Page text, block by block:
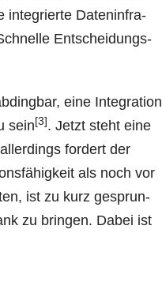
inte­grier­te Daten­in­fra­
Ent­schei­dungs­
eine Inte­gra­ti­on
sein [3] . Jetzt steht eine
for­dert der
als noch vor
ist zu kurz gesprun­
zu brin­gen. Dabei ist